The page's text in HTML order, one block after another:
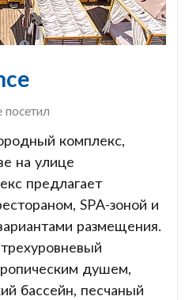
комплекс,
на улице
предлагает
SPA-зоной и
размещения.
душем,
бассейн, песчаный